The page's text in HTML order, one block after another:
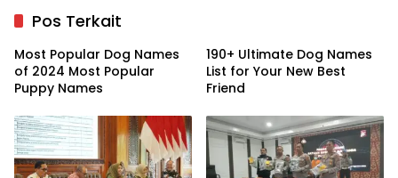
Pos Terkait
Most Popular Dog Names
of 2024 Most Popular
Puppy Names
190+ Ultimate Dog Names
List for Your New Best
Friend